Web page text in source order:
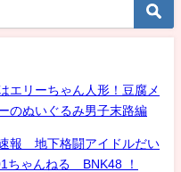
リーちゃん人形！豆腐メ
のぬいぐるみ男子末路編
報 地下格闘アイドルだい
ちゃんねる BNK48 ！